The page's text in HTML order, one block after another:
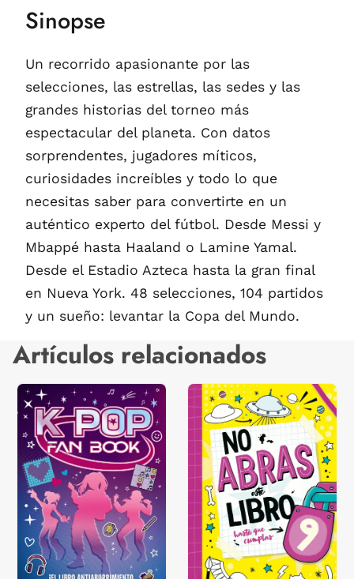
Sinopse
Un recorrido apasionante por las
selecciones, las estrellas, las sedes y las
grandes historias del torneo más
espectacular del planeta. Con datos
sorprendentes, jugadores míticos,
curiosidades increíbles y todo lo que
necesitas saber para convertirte en un
auténtico experto del fútbol. Desde Messi y
Mbappé hasta Haaland o Lamine Yamal.
Desde el Estadio Azteca hasta la gran final
en Nueva York. 48 selecciones, 104 partidos
y un sueño: levantar la Copa del Mundo.
Artículos relacionados